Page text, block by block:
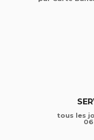
tous les